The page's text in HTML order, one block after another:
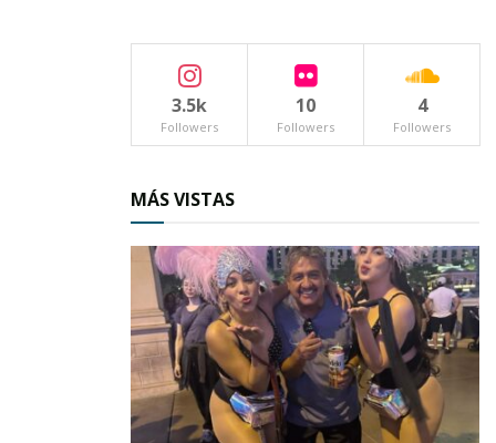
precisamente de la experiencia de su fundador,
dentro del conocimiento y práctica mundial de
distintos procesos facilitadores de la inclusión.
consiste en la enseñanza para dominar una
silla de ruedas, “porque sin independencia no
hay inclusión, para luego proseguir con la
reincorporación al plan laboral.
Varias han sido las personas las que han
aprendido a desplazarse en sillas de ruedas, no
solo de Ahuacatlán, sino de Jala y de las
3.5k
Followers
10
Followers
4
Followers
MÁS VISTAS